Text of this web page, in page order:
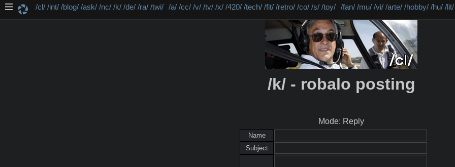
/cl/ /int/ /blog/ /ask/ /nc/ /k/ /de/ /ra/ /twi/ /a/ /cc/ /v/ /tv/ /x/ /420/ /tech/ /fit/ /retro/ /co/ /s/ /toy/ /fan/ /mu/ /vi/ /arte/ /hobby/ /hu/ /lit/
/k/ - robalo posting
Mode: Reply
Name
Subject